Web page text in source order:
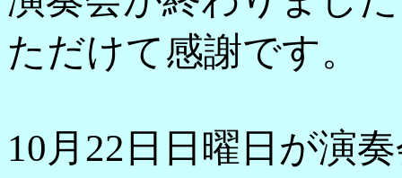
ただけて感謝です。
10月22日日曜日が演